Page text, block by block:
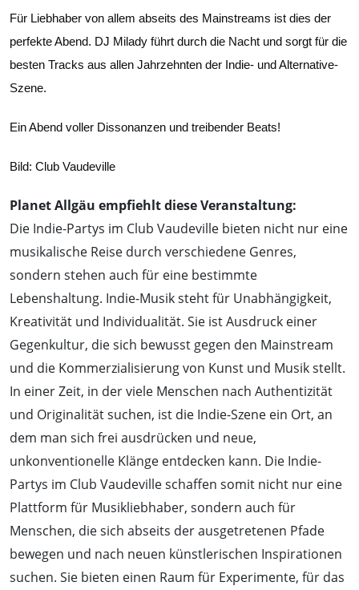
Für Liebhaber von allem abseits des Mainstreams ist dies der
perfekte Abend. DJ Milady führt durch die Nacht und sorgt für die
besten Tracks aus allen Jahrzehnten der Indie- und Alternative-
Szene.
Ein Abend voller Dissonanzen und treibender Beats!
Bild: Club Vaudeville
Planet Allgäu empfiehlt diese Veranstaltung:
Die Indie-Partys im Club Vaudeville bieten nicht nur eine
musikalische Reise durch verschiedene Genres,
sondern stehen auch für eine bestimmte
Lebenshaltung. Indie-Musik steht für Unabhängigkeit,
Kreativität und Individualität. Sie ist Ausdruck einer
Gegenkultur, die sich bewusst gegen den Mainstream
und die Kommerzialisierung von Kunst und Musik stellt.
In einer Zeit, in der viele Menschen nach Authentizität
und Originalität suchen, ist die Indie-Szene ein Ort, an
dem man sich frei ausdrücken und neue,
unkonventionelle Klänge entdecken kann. Die Indie-
Partys im Club Vaudeville schaffen somit nicht nur eine
Plattform für Musikliebhaber, sondern auch für
Menschen, die sich abseits der ausgetretenen Pfade
bewegen und nach neuen künstlerischen Inspirationen
suchen. Sie bieten einen Raum für Experimente, für das